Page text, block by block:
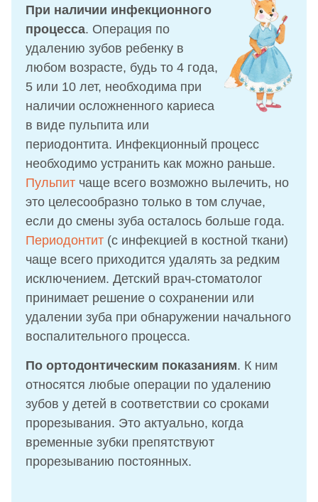
При наличии инфекционного
процесса. Операция по
удалению зубов ребенку в
любом возрасте, будь то 4 года,
5 или 10 лет, необходима при
наличии осложненного кариеса
в виде пульпита или
периодонтита. Инфекционный процесс
необходимо устранить как можно раньше.
Пульпит чаще всего возможно вылечить, но
это целесообразно только в том случае,
если до смены зуба осталось больше года.
Периодонтит (с инфекцией в костной ткани)
чаще всего приходится удалять за редким
исключением. Детский врач-стоматолог
принимает решение о сохранении или
удалении зуба при обнаружении начального
воспалительного процесса.
По ортодонтическим показаниям. К ним
относятся любые операции по удалению
зубов у детей в соответствии со сроками
прорезывания. Это актуально, когда
временные зубки препятствуют
прорезыванию постоянных.